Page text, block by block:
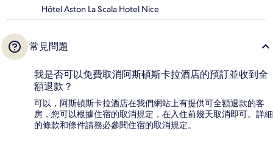
Hôtel Aston La Scala Hotel Nice
常見問題
我是否可以免費取消阿斯頓斯卡拉酒店的預訂並收到全
額退款？
可以，阿斯頓斯卡拉酒店在我們網站上有提供可全額退款的客
房，您可以根據住宿的取消規定，在入住前幾天取消即可。詳細
的條款和條件請務必參閱住宿的取消規定。